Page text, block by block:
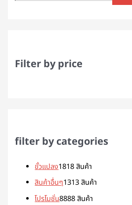
Filter by price
filter by categories
ขั้วแปลง1818 สินค้า
สินค้าอื่นๆ1313 สินค้า
โปรโมชั่น8888 สินค้า